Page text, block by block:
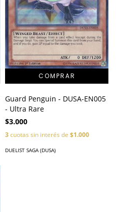
Guard Penguin - DUSA-EN005
- Ultra Rare
$3.000
3cuotas sin interés de $1.000
DUELIST SAGA (DUSA)